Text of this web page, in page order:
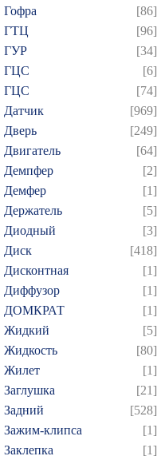
Гофра
[86]
ГТЦ
[96]
ГУР
[34]
ГЦC
[6]
ГЦС
[74]
Датчик
[969]
Дверь
[249]
Двигатель
[64]
Демпфер
[2]
Демфер
[1]
Держатель
[5]
Диодный
[3]
Диск
[418]
Дисконтная
[1]
Диффузор
[1]
ДОМКРАТ
[1]
Жидкий
[5]
Жидкость
[80]
Жилет
[1]
Заглушка
[21]
Задний
[528]
Зажим-клипса
[1]
Заклепка
[1]